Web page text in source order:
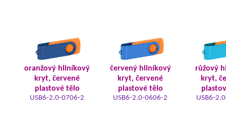
oranžový hliníkový
kryt, červené
plastové tělo
USB6-2.0-0706-2
červený hliníkový
kryt, červené
plastové tělo
USB6-2.0-0606-2
růžový
kryt,
USB6-